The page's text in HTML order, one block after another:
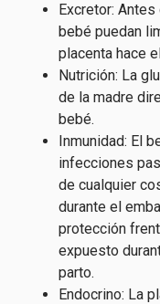
Excretor:
bebé puedan
placenta hace
Nutrición: La
de la madre
bebé.
Inmunidad: El
infecciones
de cualquier
durante el
protección
expuesto
parto.
Endocrino: La